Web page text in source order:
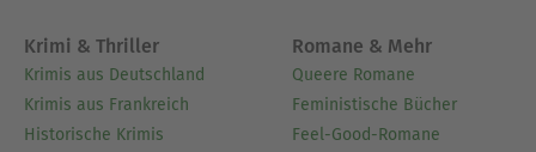
Krimi & Thriller
Krimis aus Deutschland
Krimis aus Frankreich
Historische Krimis
Romane & Mehr
Queere Romane
Feministische Bücher
Feel-Good-Romane